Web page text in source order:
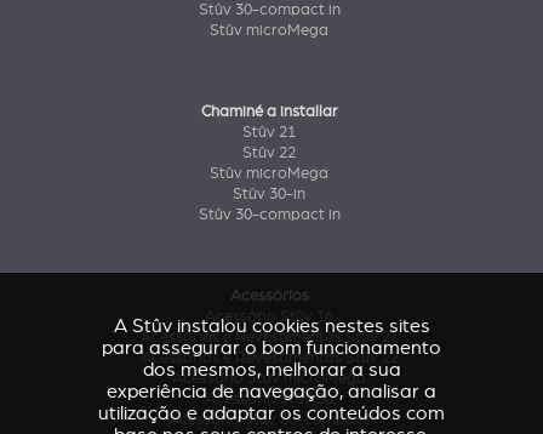
Stûv 30-compact in
Stûv microMega
Chaminé a installar
Stûv 21
Stûv 22
Stûv microMega
Stûv 30-in
Stûv 30-compact in
Acessórios
Acessório Stûv 16
Acessórios e Revestimentos Stûv 21
Acessórios e Revestimentos Stûv 22
Acessório Stûv microMega
Acessório Stûv 30
Acessório Stûv 30-compact
A Stûv instalou cookies nestes sites
para assegurar o bom funcionamento
dos mesmos, melhorar a sua
experiência de navegação, analisar a
utilização e adaptar os conteúdos com